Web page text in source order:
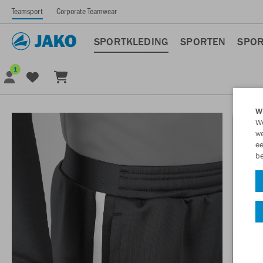
Teamsport Corporate Teamwear
SPORTKLEDING SPORTEN
1